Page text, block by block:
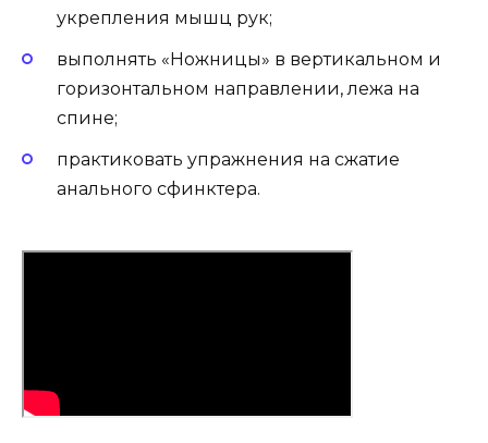
укрепления мышц рук;
выполнять «Ножницы» в вертикальном и
горизонтальном направлении, лежа на
спине;
практиковать упражнения на сжатие
анального сфинктера.